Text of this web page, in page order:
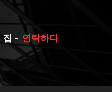
집 연락하다